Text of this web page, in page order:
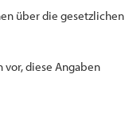
über die gesetzlichen
diese Angaben